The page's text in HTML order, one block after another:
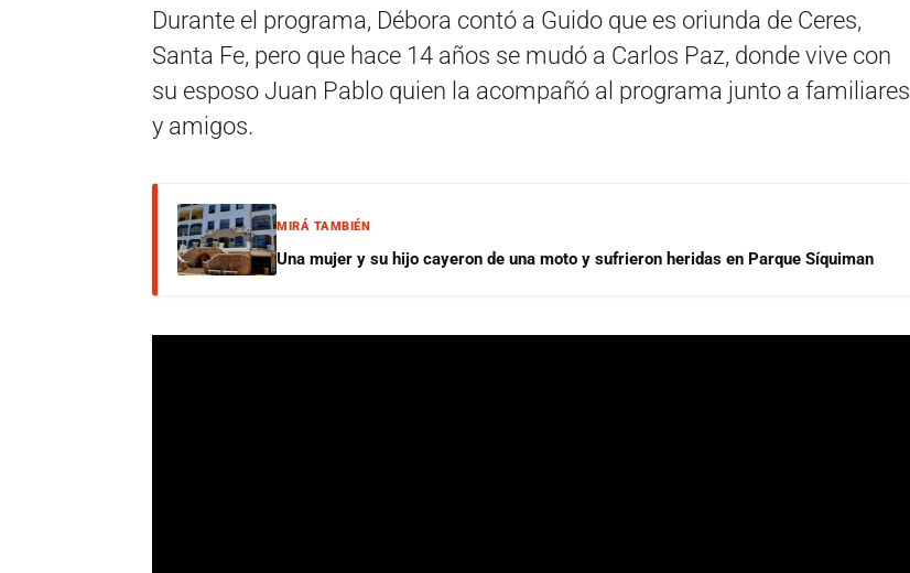
Durante el programa, Débora contó a Guido que es oriunda de Ceres,
Santa Fe, pero que hace 14 años se mudó a Carlos Paz, donde vive con
su esposo Juan Pablo quien la acompañó al programa junto a familiares
y amigos.
MIRÁ TAMBIÉN
Una mujer y su hijo cayeron de una moto y sufrieron heridas en Parque Síquiman